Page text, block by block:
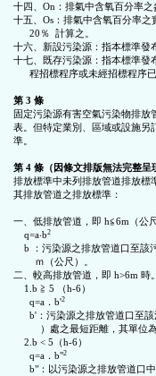
十四、On：排氣中含氧百分率之
十五、Os：排氣中含氧百分率
十六、新設污染源：指本標準發
十七、既存污染源：指本標準發
第 3 條
固定污染源有害空氣污染物排
表。但特定業別、區域或設施另
準。
第 4 條（因條文排版無法完整呈
排放標準中未列排放管道排放標
其排放管道之排放標準：
一、低排放管道，即 h≦6m（公
    q=a‧b
2
二、較高排放管道，即 h>6m 時。
      q=a．b'
2
      q=a．b"
2